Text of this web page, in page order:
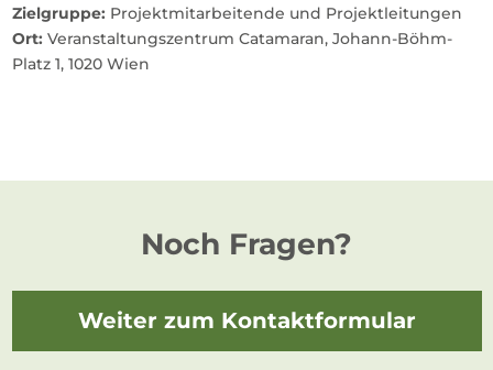
Zielgruppe: Projektmitarbeitende und Projektleitungen
Ort: Veranstaltungszentrum Catamaran, Johann-Böhm-
Platz 1, 1020 Wien
Noch Fragen?
Weiter zum Kontaktformular